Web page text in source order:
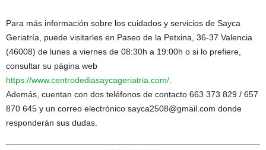
Para más información sobre los cuidados y servicios de Sayca
Geriatría, puede visitarles en Paseo de la Petxina, 36-37 Valencia
(46008) de lunes a viernes de 08:30h a 19:00h o si lo prefiere,
consultar su página web
https://www.centrodediasaycageriatria.com/
Además, cuentan con dos teléfonos de contacto 663 373 829 / 657
870 645 y un correo electrónico sayca2508@gmail.com donde
responderán sus dudas.